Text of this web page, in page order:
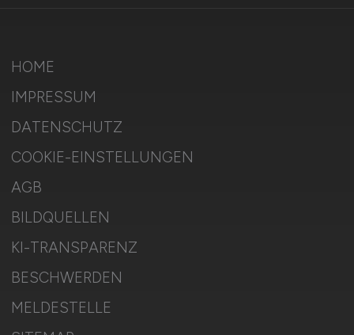
HOME
IMPRESSUM
DATENSCHUTZ
COOKIE-EINSTELLUNGEN
AGB
BILDQUELLEN
KI-TRANSPARENZ
BESCHWERDEN
MELDESTELLE